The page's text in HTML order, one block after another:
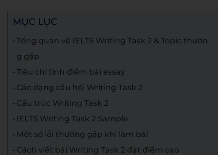
MỤC LỤC
Tổng quan về IELTS Writing Task 2 & Topic thườn
g gặp
Tiêu chí tính điểm bài essay
Các dạng câu hỏi Writing Task 2
Cấu trúc Writing Task 2
IELTS Writing Task 2 Sample
Một số lỗi thường gặp khi làm bài
Cách viết bài Writing Task 2 đạt điểm cao